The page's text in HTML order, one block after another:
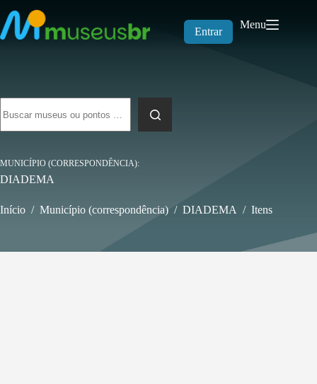
para
o
conteúdo
Entrar
Menu
resultados
MUNICÍPIO (CORRESPONDÊNCIA)
DIADEMA
Início / Município (correspondência) / DIADEMA / Itens